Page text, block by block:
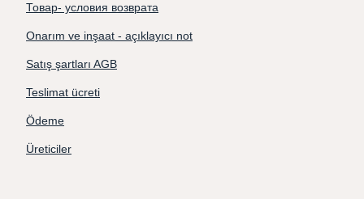
Товар- условия возврата
Onarım ve inşaat - açıklayıcı not
Satış şartları AGB
Teslimat ücreti
Ödeme
Üreticiler